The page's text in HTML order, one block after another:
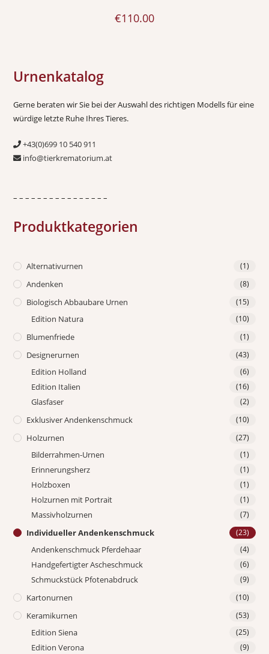
€110.00
Urnenkatalog
Gerne beraten wir Sie bei der Auswahl des richtigen Modells für eine
würdige letzte Ruhe Ihres Tieres.
+43(0)699 10 540 911
info@tierkrematorium.at
– – – – – – – – – – – – – – – –
Produktkategorien
Alternativurnen (1)
Andenken (8)
Biologisch Abbaubare Urnen (15)
Edition Natura (10)
Blumenfriede (1)
Designerurnen (43)
Edition Holland (6)
Edition Italien (16)
Glasfaser (2)
Exklusiver Andenkenschmuck (10)
Holzurnen (27)
Bilderrahmen-Urnen (1)
Erinnerungsherz (1)
Holzboxen (1)
Holzurnen mit Portrait (1)
Massivholzurnen (7)
Individueller Andenkenschmuck (23)
Andenkenschmuck Pferdehaar (4)
Handgefertigter Ascheschmuck (6)
Schmuckstück Pfotenabdruck (9)
Kartonurnen (10)
Keramikurnen (53)
Edition Siena (25)
Edition Verona (9)